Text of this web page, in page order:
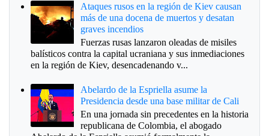
Ataques rusos en la región de Kiev causan
más de una docena de muertos y desatan
graves incendios
Fuerzas rusas lanzaron oleadas de misiles
balísticos contra la capital ucraniana y sus inmediaciones
en la región de Kiev, desencadenando v...
Abelardo de la Espriella asume la
Presidencia desde una base militar de Cali
En una jornada sin precedentes en la historia
republicana de Colombia, el abogado